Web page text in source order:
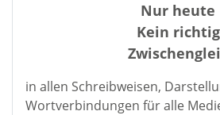
Nur heute
Kein richtig
in allen Schreibweisen,
Wortverbindungen für alle